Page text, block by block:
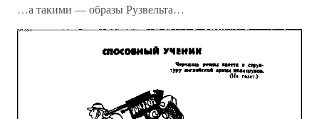
…а такими — образы Рузвельта…